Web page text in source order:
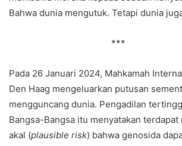
Bahwa dunia mengutuk. Tetapi dunia
***
Pada 26 Januari 2024, Mahkamah
Den Haag mengeluarkan putusan
mengguncang dunia. Pengadilan
Bangsa-Bangsa itu menyatakan
akal (plausible risk) bahwa genosida